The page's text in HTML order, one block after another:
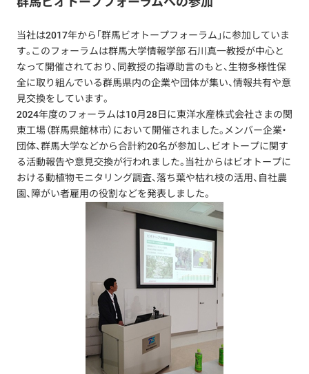
当社は2017年から「群馬ビオトープフォーラム」に参加していま
す。このフォーラムは群馬大学情報学部 石川真一教授が中心と
なって開催されており、同教授の指導助言のもと、生物多様性保
全に取り組んでいる群馬県内の企業や団体が集い、情報共有や意
見交換をしています。
2024年度のフォーラムは10月28日に東洋水産株式会社さまの関
東工場（群馬県館林市）において開催されました。メンバー企業・
団体、群馬大学などから合計約20名が参加し、ビオトープに関す
る活動報告や意見交換が行われました。当社からはビオトープに
おける動植物モニタリング調査、落ち葉や枯れ枝の活用、自社農
園、障がい者雇用の役割などを発表しました。